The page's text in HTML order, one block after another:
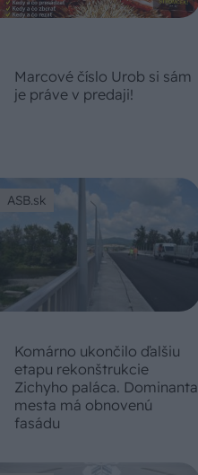
Marcové číslo Urob si sám
je práve v predaji!
ASB.sk
Komárno ukončilo ďalšiu
etapu rekonštrukcie
Zichyho paláca. Dominanta
mesta má obnovenú
fasádu